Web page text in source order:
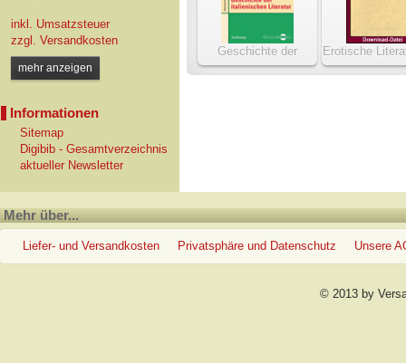
inkl. Umsatzsteuer
zzgl. Versandkosten
mehr anzeigen
Informationen
Sitemap
Digibib - Gesamtverzeichnis
aktueller Newsletter
Geschichte der
italienischen Literatur
Erotische
Lysistrata bis
Mehr über...
Liefer- und Versandkosten Privatsphäre und Datenschutz Unsere
© 2013 by